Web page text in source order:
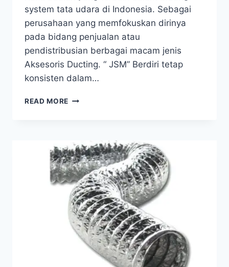
system tata udara di Indonesia. Sebagai
perusahaan yang memfokuskan dirinya
pada bidang penjualan atau
pendistribusian berbagai macam jenis
Aksesoris Ducting. “ JSM” Berdiri tetap
konsisten dalam…
READ MORE